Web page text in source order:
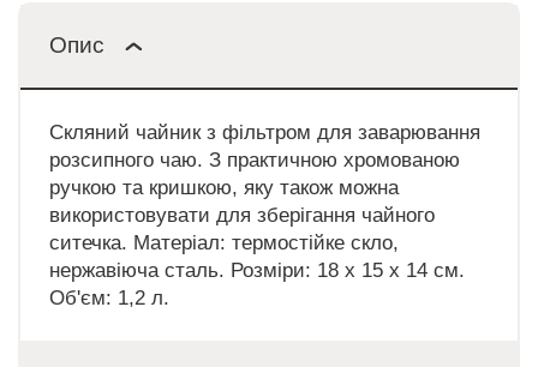
Опис
Скляний чайник з фільтром для заварювання
розсипного чаю. З практичною хромованою
ручкою та кришкою, яку також можна
використовувати для зберігання чайного
ситечка. Матеріал: термостійке скло,
нержавіюча сталь. Розміри: 18 x 15 x 14 см.
Об'єм: 1,2 л.